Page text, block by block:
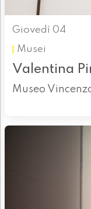
Giovedì 04
Musei
Valentina
Museo